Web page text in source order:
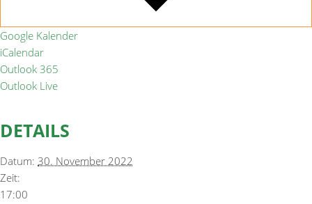
Google Kalender
iCalendar
Outlook 365
Outlook Live
DETAILS
Datum: 30. November 2022
Zeit:
17:00